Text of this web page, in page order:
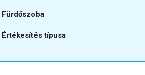
Fürdőszoba
Értékesítés típusa